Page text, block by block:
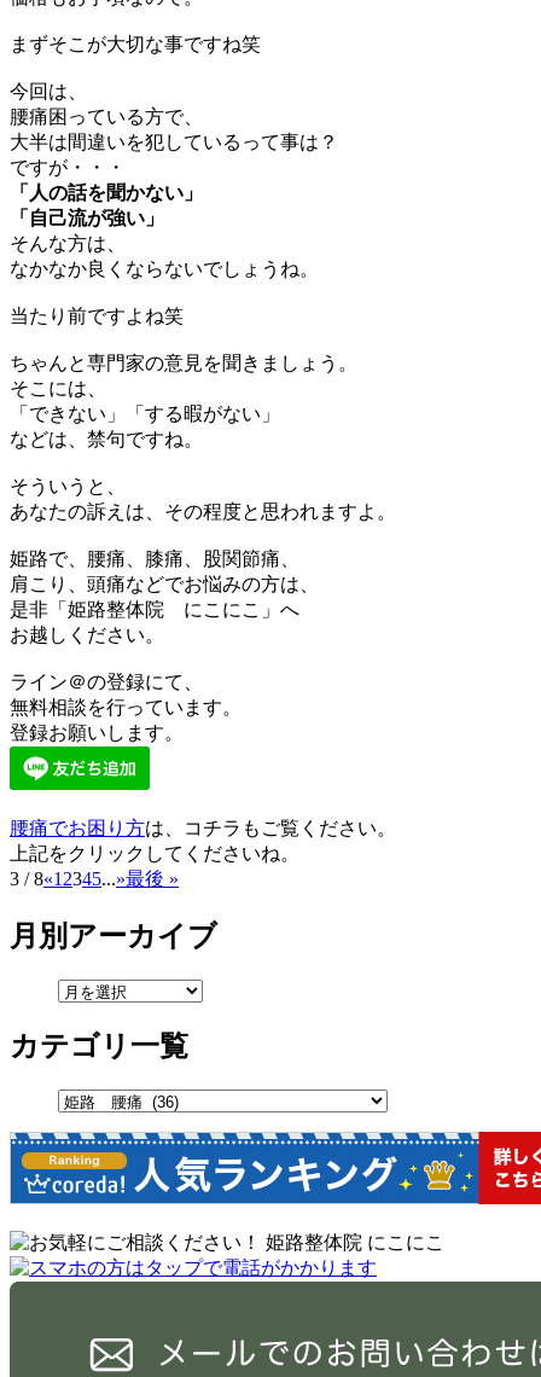
まずそこが大切な事ですね笑
今回は、
腰痛困っている方で、
大半は間違いを犯しているって事は？
ですが・・・
「人の話を聞かない」
「自己流が強い」
そんな方は、
なかなか良くならないでしょうね。
当たり前ですよね笑
ちゃんと専門家の意見を聞きましょう。
そこには、
「できない」「する暇がない」
などは、禁句ですね。
そういうと、
あなたの訴えは、その程度と思われますよ。
姫路で、腰痛、膝痛、股関節痛、
肩こり、頭痛などでお悩みの方は、
是非「姫路整体院 にこにこ」へ
お越しください。
ライン＠の登録にて、
無料相談を行っています。
登録お願いします。
腰痛でお困り方は、コチラもご覧ください。
上記をクリックしてくださいね。
3 / 8«1 2345...»最後 »
月別アーカイブ
カテゴリ一覧